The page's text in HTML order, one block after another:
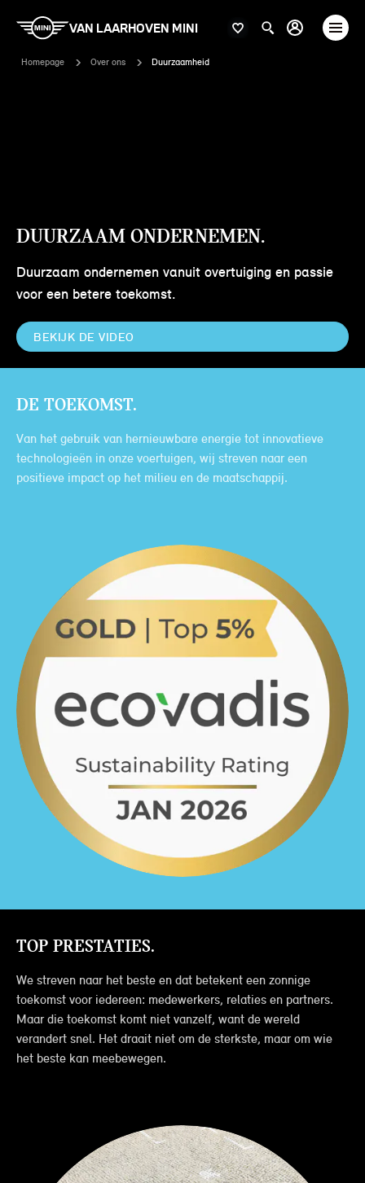
VAN LAARHOVEN MINI
Homepage Over ons Duurzaamheid
DUURZAAM ONDERNEMEN.
Duurzaam ondernemen vanuit overtuiging en passie
voor een betere toekomst.
BEKIJK DE VIDEO
DE TOEKOMST.
Van het gebruik van hernieuwbare energie tot innovatieve
technologieën in onze voertuigen, wij streven naar een
positieve impact op het milieu en de maatschappij.
TOP PRESTATIES.
We streven naar het beste en dat betekent een zonnige
toekomst voor iedereen: medewerkers, relaties en partners.
Maar die toekomst komt niet vanzelf, want de wereld
verandert snel. Het draait niet om de sterkste, maar om wie
het beste kan meebewegen.